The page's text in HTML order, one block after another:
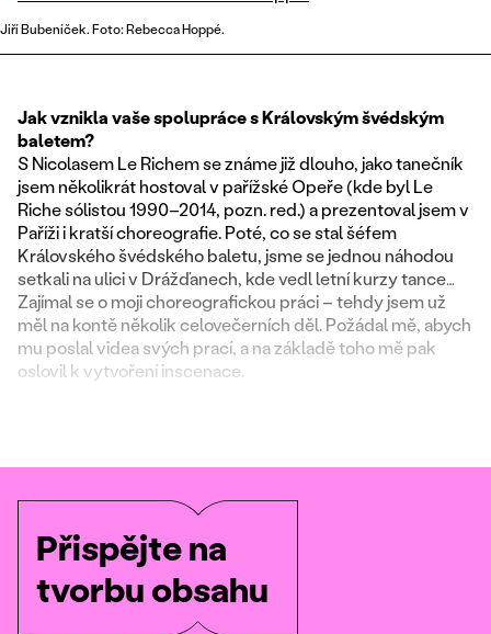
Jiří Bubeníček. Foto: Rebecca Hoppé.
Jak vznikla vaše spolupráce s Královským švédským
baletem?
S Nicolasem Le Richem se známe již dlouho, jako tanečník
jsem několikrát hostoval v pařížské Opeře (kde byl Le
Riche sólistou 1990–2014, pozn. red.) a prezentoval jsem v
Paříži i kratší choreografie. Poté, co se stal šéfem
Královského švédského baletu, jsme se jednou náhodou
setkali na ulici v Drážďanech, kde vedl letní kurzy tance…
Zajímal se o moji choreografickou práci – tehdy jsem už
měl na kontě několik celovečerních děl. Požádal mě, abych
mu poslal videa svých prací, a na základě toho mě pak
oslovil k vytvoření inscenace.
Přispějte na
tvorbu obsahu